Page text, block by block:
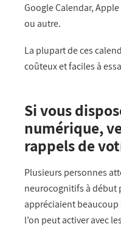
Google Calendar,
ou autre.
La plupart de ces
coûteux et faciles à
Si vous
numérique,
rappels de
Plusieurs personnes
neurocognitifs à début
appréciaient
l’on peut activer avec